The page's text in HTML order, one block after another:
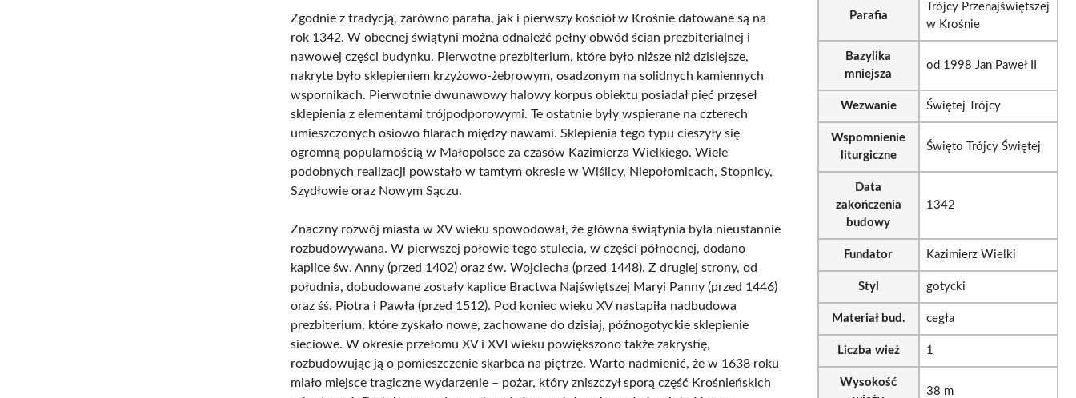
Zgodnie z tradycją, zarówno parafia, jak i pierwszy kościół w Krośnie datowane są na
rok 1342. W obecnej świątyni można odnaleźć pełny obwód ścian prezbiterialnej i
nawowej części budynku. Pierwotne prezbiterium, które było niższe niż dzisiejsze,
nakryte było sklepieniem krzyżowo-żebrowym, osadzonym na solidnych kamiennych
wspornikach. Pierwotnie dwunawowy halowy korpus obiektu posiadał pięć przęseł
sklepienia z elementami trójpodporowymi. Te ostatnie były wspierane na czterech
umieszczonych osiowo filarach między nawami. Sklepienia tego typu cieszyły się
ogromną popularnością w Małopolsce za czasów Kazimierza Wielkiego. Wiele
podobnych realizacji powstało w tamtym okresie w Wiślicy, Niepołomicach, Stopnicy,
Szydłowie oraz Nowym Sączu.
Znaczny rozwój miasta w XV wieku spowodował, że główna świątynia była nieustannie
rozbudowywana. W pierwszej połowie tego stulecia, w części północnej, dodano
kaplice św. Anny (przed 1402) oraz św. Wojciecha (przed 1448). Z drugiej strony, od
południa, dobudowane zostały kaplice Bractwa Najświętszej Maryi Panny (przed 1446)
oraz śś. Piotra i Pawła (przed 1512). Pod koniec wieku XV nastąpiła nadbudowa
prezbiterium, które zyskało nowe, zachowane do dzisiaj, późnogotyckie sklepienie
sieciowe. W okresie przełomu XV i XVI wieku powiększono także zakrystię,
rozbudowując ją o pomieszczenie skarbca na piętrze. Warto nadmienić, że w 1638 roku
miało miejsce tragiczne wydarzenie – pożar, który zniszczył sporą część Krośnieńskich
Parafia
Trójcy Przenajświętszej
w Krośnie
Bazylika
mniejsza
od 1998 Jan Paweł II
Wezwanie Świętej Trójcy
Wspomnienie
liturgiczne
Święto Trójcy Świętej
Data
zakończenia
budowy
1342
Fundator Kazimierz Wielki
Styl gotycki
Materiał bud. cegła
Liczba wież 1
Wysokość
38 m